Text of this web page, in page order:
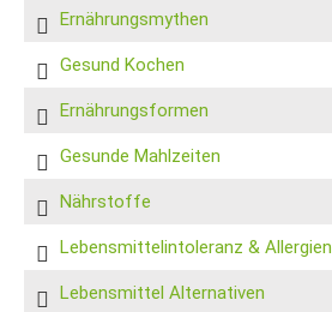
Ernährungsmythen
Gesund Kochen
Ernährungsformen
Gesunde Mahlzeiten
Nährstoffe
Lebensmittelintoleranz & Allergien
Lebensmittel Alternativen